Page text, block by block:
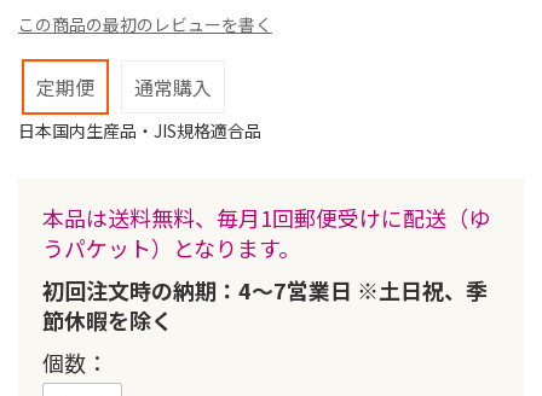
この商品の最初のレビューを書く
定期便 通常購入
日本国内生産品・JIS規格適合品
本品は送料無料、毎月1回郵便受けに配送（ゆ
うパケット）となります。
初回注文時の納期：4～7営業日 ※土日祝、季
節休暇を除く
個数
初
に
移
す